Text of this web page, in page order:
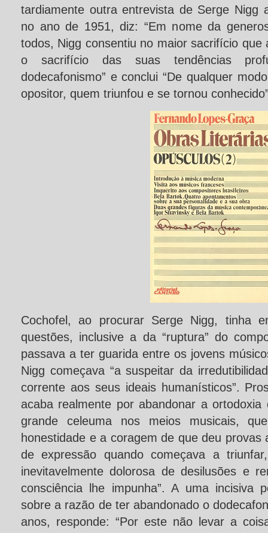
tardiamente outra entrevista de Serge Nigg
no ano de 1951, diz: “Em nome da
todos, Nigg consentiu no maior sacrifício
o sacrifício das suas tendências
dodecafonismo” e conclui “De qualquer
opositor, quem triunfou e se tornou
Cochofel, ao procurar Serge Nigg, tinha
questões, inclusive a da “ruptura” do
passava a ter guarida entre os jovens
Nigg começava “a suspeitar da
corrente aos seus ideais humanísticos”.
acaba realmente por abandonar a ortodoxia
grande celeuma nos meios musicais,
honestidade e a coragem de que deu
de expressão quando começava a
inevitavelmente dolorosa de desilusões e
consciência lhe impunha”. A uma incisiva
sobre a razão de ter abandonado o
anos, responde: “Por este não levar a